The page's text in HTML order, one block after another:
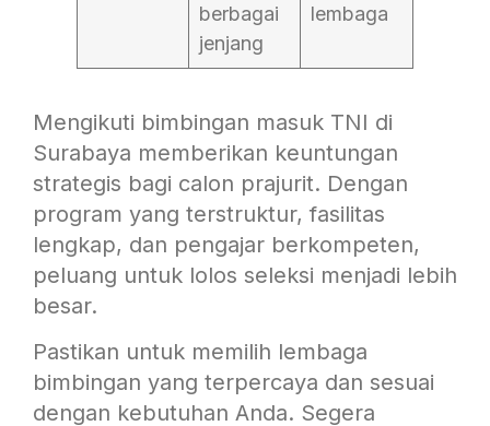
berbagai
jenjang
lembaga
Mengikuti bimbingan masuk TNI di
Surabaya memberikan keuntungan
strategis bagi calon prajurit. Dengan
program yang terstruktur, fasilitas
lengkap, dan pengajar berkompeten,
peluang untuk lolos seleksi menjadi lebih
besar.
Pastikan untuk memilih lembaga
bimbingan yang terpercaya dan sesuai
dengan kebutuhan Anda. Segera